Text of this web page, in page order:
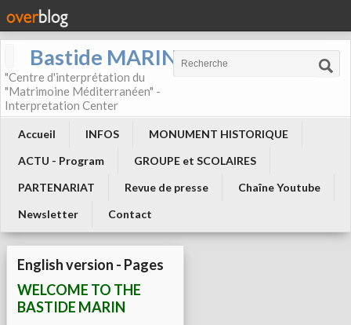
Bastide MARIN
"Centre d'interprétation du
"Matrimoine Méditerranéen" -
Interpretation Center
Accueil INFOS
MONUMENT HISTORIQUE
ACTU - Program
GROUPE et SCOLAIRES
PARTENARIAT
Revue de presse
Chaîne Youtube
Newsletter
Contact
English version - Pages
WELCOME TO THE
BASTIDE MARIN